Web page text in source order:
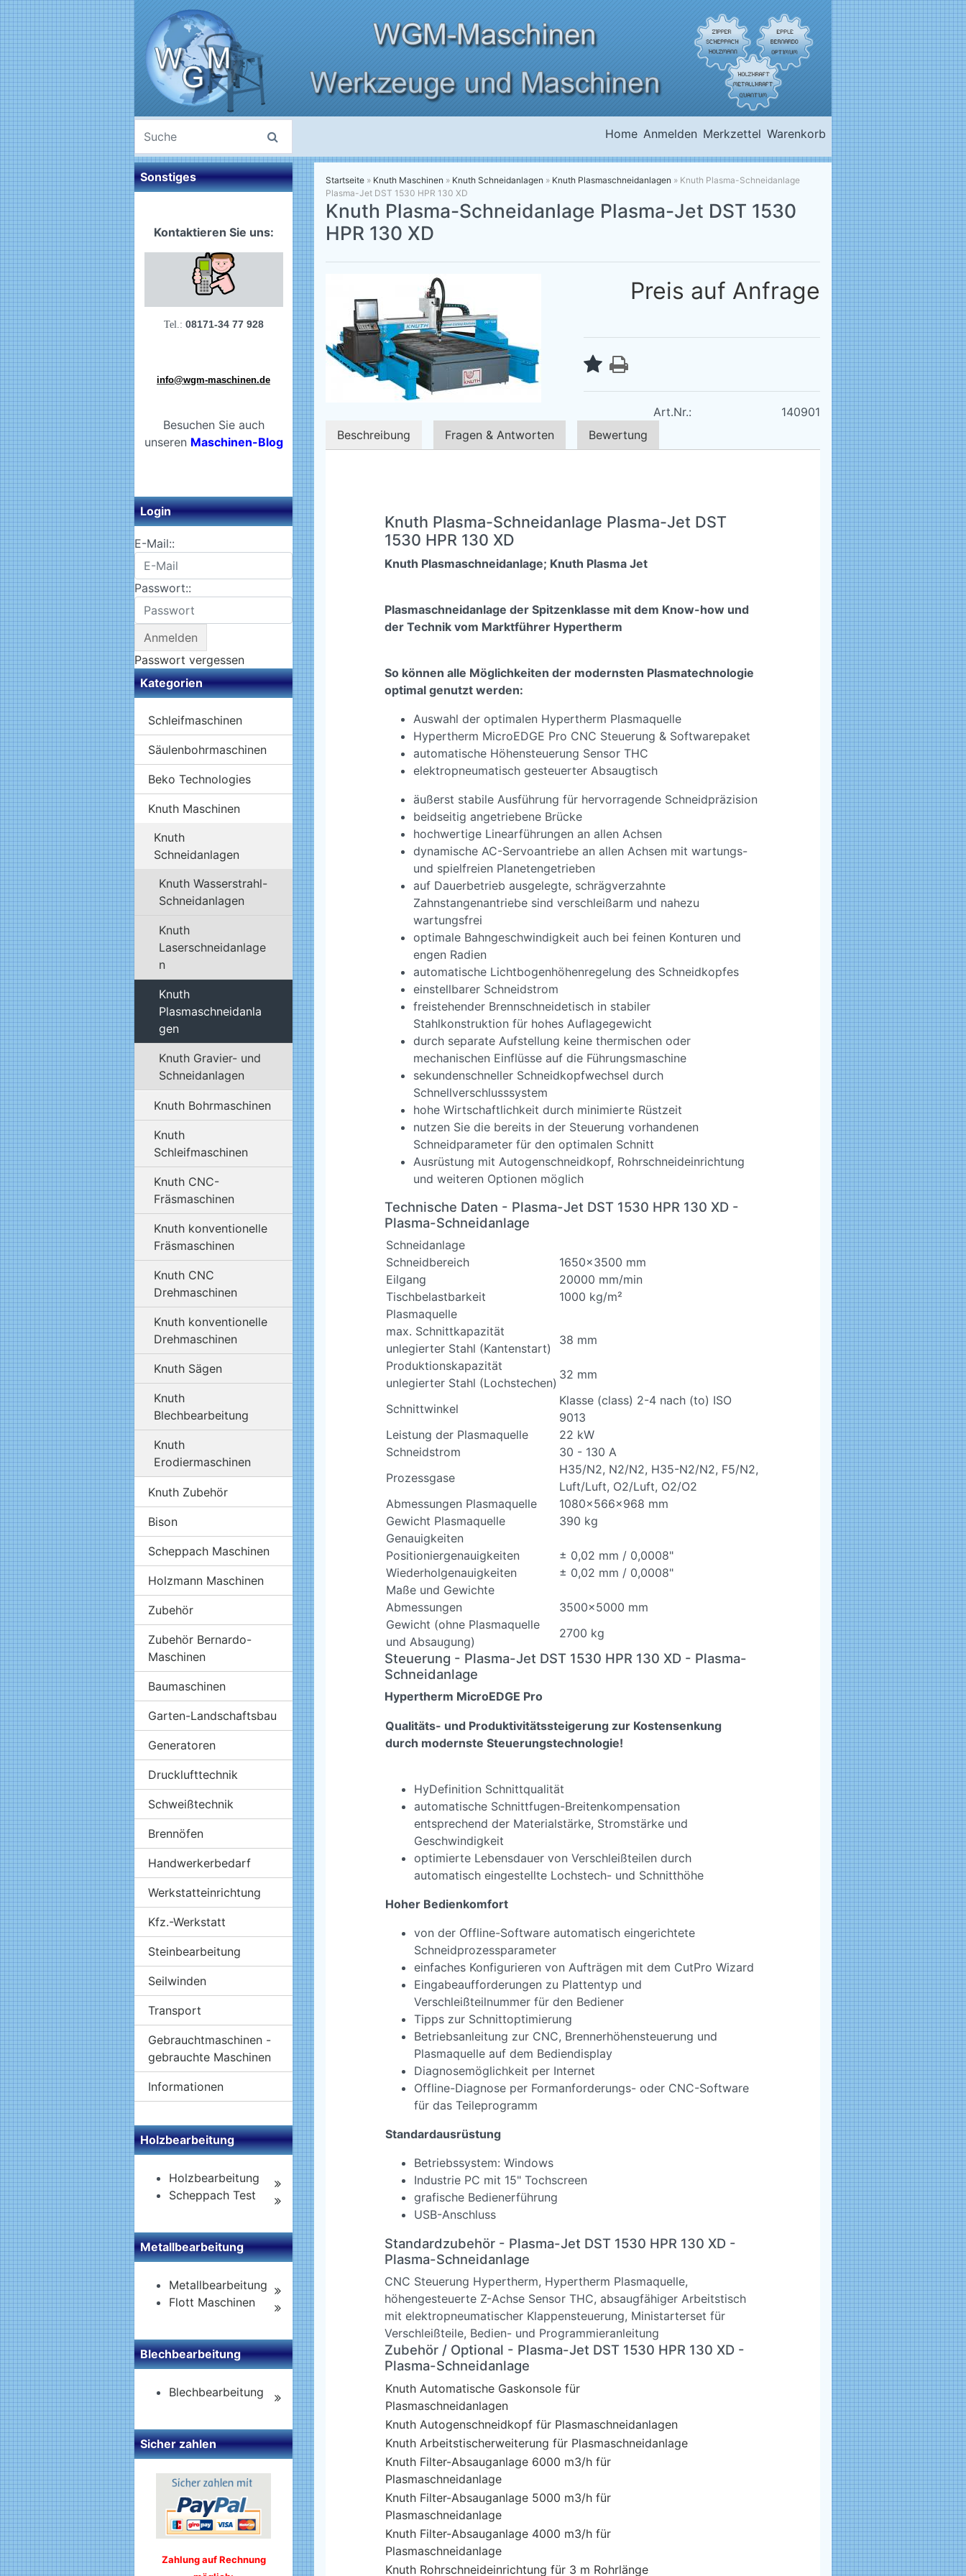
Home Anmelden Merkzettel Warenkorb
Sonstiges
Kontaktieren Sie uns:
Tel.: 08171-34 77 928
info@wgm-maschinen.de
Besuchen Sie auch
unseren Maschinen-Blog
Login
E-Mail::
Passwort::
Passwort vergessen
Kategorien
Schleifmaschinen
Säulenbohrmaschinen
Beko Technologies
Knuth Maschinen
Knuth
Schneidanlagen
Knuth Wasserstrahl-
Schneidanlagen
Knuth
Laserschneidanlage
n
Knuth
Plasmaschneidanla
gen
Knuth Gravier- und
Schneidanlagen
Knuth Bohrmaschinen
Knuth
Schleifmaschinen
Knuth CNC-
Fräsmaschinen
Knuth konventionelle
Fräsmaschinen
Knuth CNC
Drehmaschinen
Knuth konventionelle
Drehmaschinen
Knuth Sägen
Knuth
Blechbearbeitung
Knuth
Erodiermaschinen
Knuth Zubehör
Bison
Scheppach Maschinen
Holzmann Maschinen
Zubehör
Zubehör Bernardo-
Maschinen
Baumaschinen
Garten-Landschaftsbau
Generatoren
Drucklufttechnik
Schweißtechnik
Brennöfen
Handwerkerbedarf
Werkstatteinrichtung
Kfz.-Werkstatt
Steinbearbeitung
Seilwinden
Transport
Gebrauchtmaschinen -
gebrauchte Maschinen
Informationen
Holzbearbeitung
Holzbearbeitung
Scheppach Test
Metallbearbeitung
Metallbearbeitung
Flott Maschinen
Blechbearbeitung
Blechbearbeitung
Sicher zahlen
Zahlung auf Rechnung
Startseite » Knuth Maschinen » Knuth Schneidanlagen » Knuth Plasmaschneidanlagen » Knuth Plasma-Schneidanlage
Plasma-Jet DST 1530 HPR 130 XD
Knuth Plasma-Schneidanlage Plasma-Jet DST 1530
HPR 130 XD
Preis auf Anfrage
Art.Nr.:
140901
Beschreibung
Fragen & Antworten Bewertung
Knuth Plasma-Schneidanlage Plasma-Jet DST
1530 HPR 130 XD
Knuth Plasmaschneidanlage; Knuth Plasma Jet
Plasmaschneidanlage der Spitzenklasse mit dem Know-how und
der Technik vom Marktführer Hypertherm
So können alle Möglichkeiten der modernsten Plasmatechnologie
optimal genutzt werden:
Auswahl der optimalen Hypertherm Plasmaquelle
Hypertherm MicroEDGE Pro CNC Steuerung & Softwarepaket
automatische Höhensteuerung Sensor THC
elektropneumatisch gesteuerter Absaugtisch
äußerst stabile Ausführung für hervorragende Schneidpräzision
beidseitig angetriebene Brücke
hochwertige Linearführungen an allen Achsen
dynamische AC-Servoantriebe an allen Achsen mit wartungs-
und spielfreien Planetengetrieben
auf Dauerbetrieb ausgelegte, schrägverzahnte
Zahnstangenantriebe sind verschleißarm und nahezu
wartungsfrei
optimale Bahngeschwindigkeit auch bei feinen Konturen und
engen Radien
automatische Lichtbogenhöhenregelung des Schneidkopfes
einstellbarer Schneidstrom
freistehender Brennschneidetisch in stabiler
Stahlkonstruktion für hohes Auflagegewicht
durch separate Aufstellung keine thermischen oder
mechanischen Einflüsse auf die Führungsmaschine
sekundenschneller Schneidkopfwechsel durch
Schnellverschlusssystem
hohe Wirtschaftlichkeit durch minimierte Rüstzeit
nutzen Sie die bereits in der Steuerung vorhandenen
Schneidparameter für den optimalen Schnitt
Ausrüstung mit Autogenschneidkopf, Rohrschneideinrichtung
und weiteren Optionen möglich
Technische Daten - Plasma-Jet DST 1530 HPR 130 XD -
Plasma-Schneidanlage
Schneidanlage
Schneidbereich
1650x3500 mm
Eilgang
20000 mm/min
Tischbelastbarkeit
1000 kg/m²
Plasmaquelle
max. Schnittkapazität
unlegierter Stahl (Kantenstart)
38 mm
Produktionskapazität
unlegierter Stahl (Lochstechen)
32 mm
Schnittwinkel
Klasse (class) 2-4 nach (to) ISO
9013
Leistung der Plasmaquelle
22 kW
Schneidstrom
30 - 130 A
Prozessgase
H35/N2, N2/N2, H35-N2/N2, F5/N2,
Luft/Luft, O2/Luft, O2/O2
Abmessungen Plasmaquelle
1080x566x968 mm
Gewicht Plasmaquelle
390 kg
Genauigkeiten
Positioniergenauigkeiten
± 0,02 mm / 0,0008"
Wiederholgenauigkeiten
± 0,02 mm / 0,0008"
Maße und Gewichte
Abmessungen
3500x5000 mm
Gewicht (ohne Plasmaquelle
und Absaugung)
2700 kg
Steuerung - Plasma-Jet DST 1530 HPR 130 XD - Plasma-
Schneidanlage
Hypertherm MicroEDGE Pro
Qualitäts- und Produktivitätssteigerung zur Kostensenkung
durch modernste Steuerungstechnologie!
HyDefinition Schnittqualität
automatische Schnittfugen-Breitenkompensation
entsprechend der Materialstärke, Stromstärke und
Geschwindigkeit
optimierte Lebensdauer von Verschleißteilen durch
automatisch eingestellte Lochstech- und Schnitthöhe
Hoher Bedienkomfort
von der Offline-Software automatisch eingerichtete
Schneidprozessparameter
einfaches Konfigurieren von Aufträgen mit dem CutPro Wizard
Eingabeaufforderungen zu Plattentyp und
Verschleißteilnummer für den Bediener
Tipps zur Schnittoptimierung
Betriebsanleitung zur CNC, Brennerhöhensteuerung und
Plasmaquelle auf dem Bediendisplay
Diagnosemöglichkeit per Internet
Offline-Diagnose per Formanforderungs- oder CNC-Software
für das Teileprogramm
Standardausrüstung
Betriebssystem: Windows
Industrie PC mit 15" Tochscreen
grafische Bedienerführung
USB-Anschluss
Standardzubehör - Plasma-Jet DST 1530 HPR 130 XD -
Plasma-Schneidanlage
CNC Steuerung Hypertherm, Hypertherm Plasmaquelle,
höhengesteuerte Z-Achse Sensor THC, absaugfähiger Arbeitstisch
mit elektropneumatischer Klappensteuerung, Ministarterset für
Verschleißteile, Bedien- und Programmieranleitung
Zubehör / Optional - Plasma-Jet DST 1530 HPR 130 XD -
Plasma-Schneidanlage
Knuth Automatische Gaskonsole für
Plasmaschneidanlagen
Knuth Autogenschneidkopf für Plasmaschneidanlagen
Knuth Arbeitstischerweiterung für Plasmaschneidanlage
Knuth Filter-Absauganlage 6000 m3/h für
Plasmaschneidanlage
Knuth Filter-Absauganlage 5000 m3/h für
Plasmaschneidanlage
Knuth Filter-Absauganlage 4000 m3/h für
Plasmaschneidanlage
Knuth Rohrschneideinrichtung für 3 m Rohrlänge